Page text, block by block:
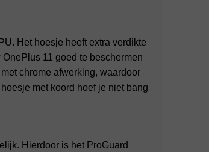
Het hoesje heeft extra verdikte
11 goed te beschermen
chrome afwerking, waardoor
met koord hoef je niet bang
Hierdoor is het ProGuard